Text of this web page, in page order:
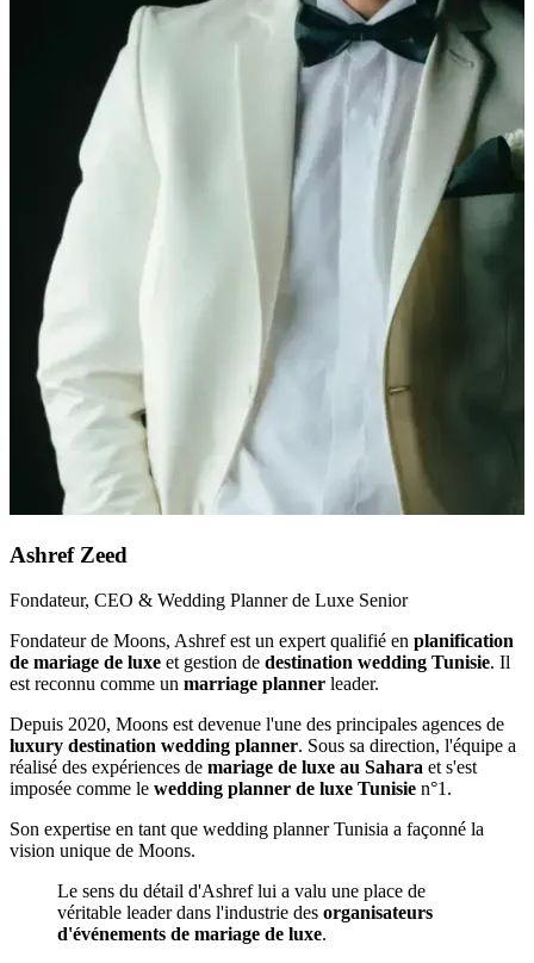
Ashref Zeed
Fondateur, CEO & Wedding Planner de Luxe Senior
Fondateur de Moons, Ashref est un expert qualifié en planification
de mariage de luxe et gestion de destination wedding Tunisie. Il
est reconnu comme un marriage planner leader.
Depuis 2020, Moons est devenue l'une des principales agences de
luxury destination wedding planner. Sous sa direction, l'équipe a
réalisé des expériences de mariage de luxe au Sahara et s'est
imposée comme le wedding planner de luxe Tunisie n°1.
Son expertise en tant que wedding planner Tunisia a façonné la
vision unique de Moons.
Le sens du détail d'Ashref lui a valu une place de
véritable leader dans l'industrie des organisateurs
d'événements de mariage de luxe.